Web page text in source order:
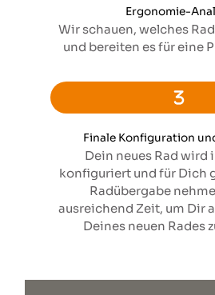
Ergonomie-
Wir schauen, welches
und bereiten es für eine
Finale Konfiguration
Dein neues Rad wird
konfiguriert und für Dich
Radübergabe
ausreichend Zeit, um Dir
Deines neuen Rades